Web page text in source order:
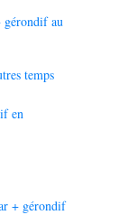
gérondif au
temps
en
+ gérondif